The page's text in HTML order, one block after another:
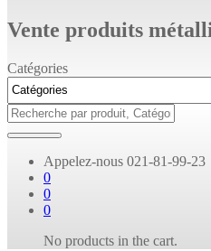
Vente produits
Catégories
Appelez-nous 021-81-99-23
0
0
0
No products in the cart.